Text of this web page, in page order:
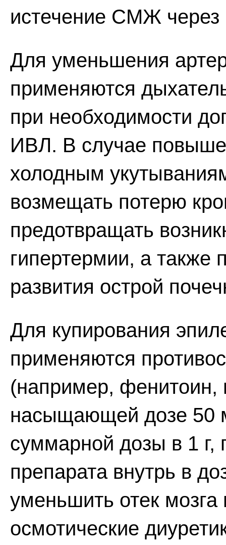
истечение СМЖ через
Для уменьшения
применяются
при необходимости
ИВЛ. В случае
холодным
возмещать потерю
предотвращать
гипертермии, а также
развития острой
Для купирования
применяются
(например, фенитоин,
насыщающей дозе 50
суммарной дозы в 1 г,
препарата внутрь в
уменьшить отек мозга
осмотические